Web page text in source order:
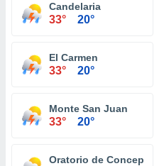
Candelaria
33° 20°
El Carmen
33° 20°
Monte San Juan
33° 20°
Oratorio de Concepción